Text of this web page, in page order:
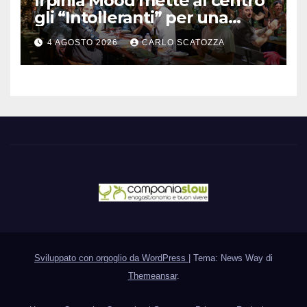
gli “Intolleranti” per una
rivoluzione sostenibile del
cibo
4 AGOSTO 2026 CARLO SCATOZZA
Sviluppato con orgoglio da WordPress
Tema: News Way di
Themeansar.